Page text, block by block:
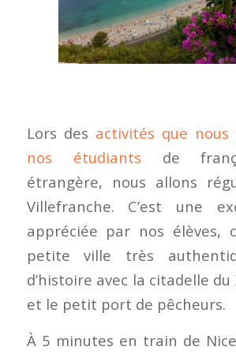
Lors des activités que nous
nos étudiants de
étrangère, nous allons
Villefranche. C’est une
appréciée par nos élèves,
petite ville très
d’histoire avec la citadelle du
et le petit port de pêcheurs.
À 5 minutes en train de